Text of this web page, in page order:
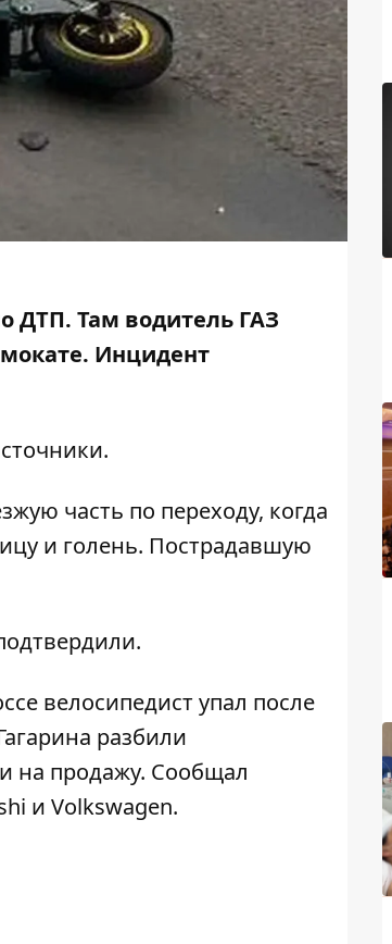
ДТП. Там водитель ГАЗ
Инцидент
часть по переходу, когда
и голень. Пострадавшую
велосипедист упал после
разбили
на продажу. Сообщал
и Volkswagen.